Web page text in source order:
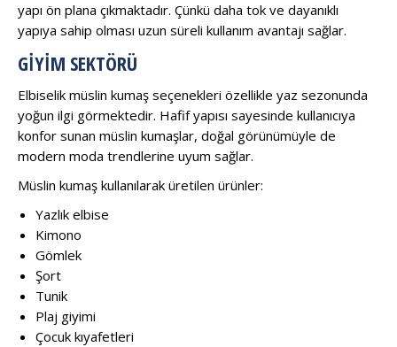
yapı ön plana çıkmaktadır. Çünkü daha tok ve dayanıklı
yapıya sahip olması uzun süreli kullanım avantajı sağlar.
GIYIM SEKTÖRÜ
Elbiselik müslin kumaş seçenekleri özellikle yaz sezonunda
yoğun ilgi görmektedir. Hafif yapısı sayesinde kullanıcıya
konfor sunan müslin kumaşlar, doğal görünümüyle de
modern moda trendlerine uyum sağlar.
Müslin kumaş kullanılarak üretilen ürünler:
Yazlık elbise
Kimono
Gömlek
Şort
Tunik
Plaj giyimi
Çocuk kıyafetleri